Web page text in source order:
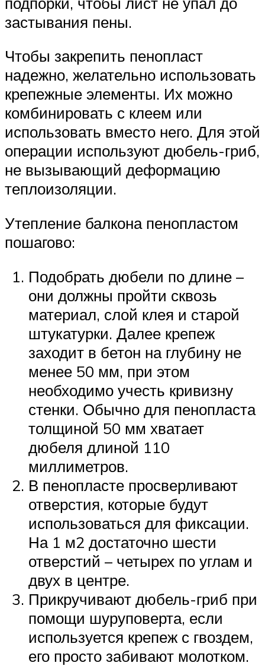
застывания пены.
Чтобы закрепить пенопласт
надежно, желательно использовать
крепежные элементы. Их можно
комбинировать с клеем или
использовать вместо него. Для этой
операции используют дюбель-гриб,
не вызывающий деформацию
теплоизоляции.
Утепление балкона пенопластом
пошагово:
Подобрать дюбели по длине –
они должны пройти сквозь
материал, слой клея и старой
штукатурки. Далее крепеж
заходит в бетон на глубину не
менее 50 мм, при этом
необходимо учесть кривизну
стенки. Обычно для пенопласта
толщиной 50 мм хватает
дюбеля длиной 110
миллиметров.
В пенопласте просверливают
отверстия, которые будут
использоваться для фиксации.
На 1 м2 достаточно шести
отверстий – четырех по углам и
двух в центре.
Прикручивают дюбель-гриб при
помощи шуруповерта, если
используется крепеж с гвоздем,
его просто забивают молотком.